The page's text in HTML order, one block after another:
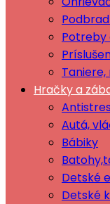
Potreby
Hračky a
Autá,
Bábiky
Detské
Detské